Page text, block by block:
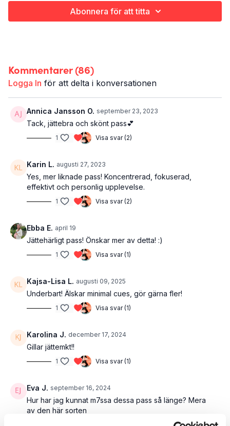
djupare i din yoga.
Abonnera för att titta
Kommentarer (86)
Logga In för att delta i konversationen
Annica Jansson O. september 23, 2023
Tack, jättebra och skönt pass💕
1 Visa svar (2)
Karin L. augusti 27, 2023
Yes, mer liknade pass! Koncentrerad, fokuserad,
effektivt och personlig upplevelse.
1 Visa svar (2)
Ebba E. april 19
Jättehärligt pass! Önskar mer av detta! :)
1 Visa svar (1)
Kajsa-Lisa L. augusti 09, 2025
Underbart! Älskar minimal cues, gör gärna fler!
1 Visa svar (1)
Karolina J. december 17, 2024
Gillar jättemkt!!
1 Visa svar (1)
Eva J. september 16, 2024
Hur har jag kunnat m7ssa dessa pass så länge? Mera
av den här sorten